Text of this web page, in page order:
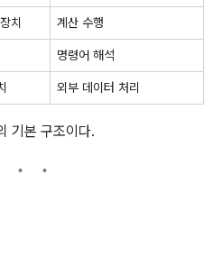
치 계산 수행
명령어 해석
외부 데이터 처리
기본 구조이다.